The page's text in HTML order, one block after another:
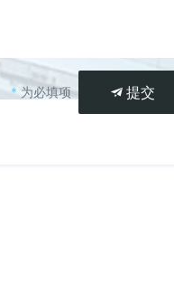
* 为必填项 提交